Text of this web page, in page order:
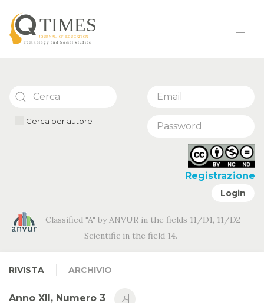
Cerca per autore
Registrazione
Login
Classified "A" by ANVUR in the fields 11/D1, 11/D2
Scientific in the field 14.
RIVISTA ARCHIVIO
Anno XII, Numero 3